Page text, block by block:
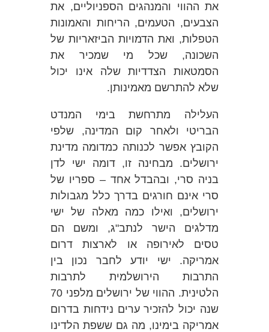
את ההווי והמנהגים הספניוליים, את
הצבעים, הטעמים, הריחות והאמונות
הטפלות, ואת הדמויות הביזאריות של
השכונה, שכל מי שמכיר את
הסמטאות הצדדיות שלה אינו יכול
שלא להתרשם מאמינותן.
העלילה מתרחשת בימי המנדט
הבריטי ולאחר קום המדינה, שלפי
הקובץ אפשר לכנותה כמדומה מדינת
ירושלים. מבחינה זו, דומה ישי לדן
בניה סרי, ובהבדל אחד – ספריו של
סרי אינם חורגים בדרך כלל מגבולות
ירושלים, ואילו כמה מאלה של ישי
מדלגים הישר לנתב"ג, ומשם הם
טסים לאירופה או לארצות דרום
אמריקה. ישי יודע לחבר נכון בין
התרבות הירושלמית לתרבות
הלטינית. ההווי של ירושלים מלפני 70
שנה יכול להזכיר ערים נידחות בדרום
אמריקה בימינו, מה גם ששפת הלדינו